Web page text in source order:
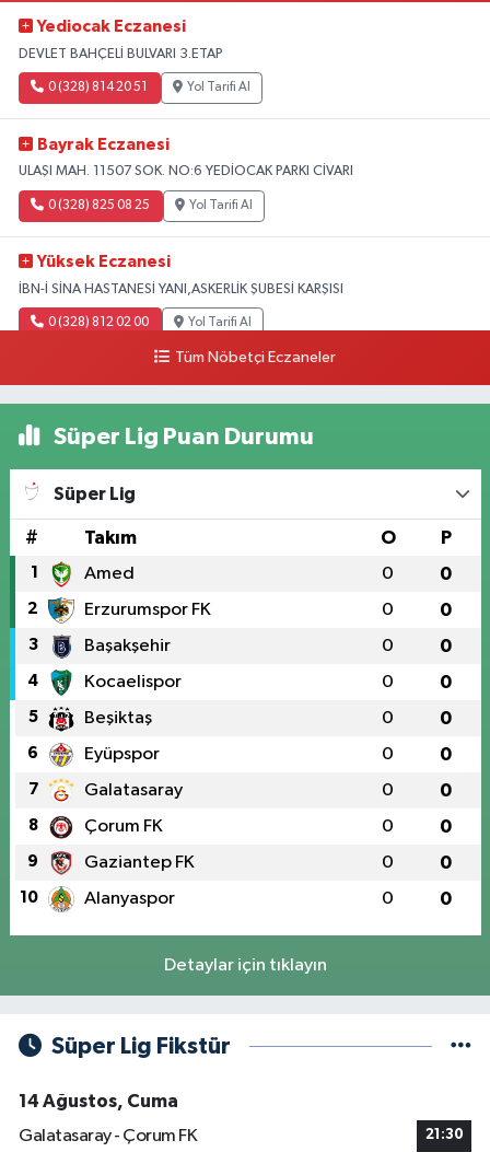
Yediocak Eczanesi
DEVLET BAHÇELİ BULVARI 3.ETAP
0 (328) 814 20 51 Yol Tarifi Al
Bayrak Eczanesi
ULAŞI MAH. 11507 SOK. NO:6 YEDİOCAK PARKI CİVARI
0 (328) 825 08 25 Yol Tarifi Al
Yüksek Eczanesi
İBN-İ SİNA HASTANESİ YANI,ASKERLİK ŞUBESİ KARŞISI
0 (328) 812 02 00 Yol Tarifi Al
Tüm Nöbetçi Eczaneler
Süper Lig Puan Durumu
Süper Lig
# Takım O P
1 Amed 0 0
2 Erzurumspor FK 0 0
3 Başakşehir 0 0
4 Kocaelispor 0 0
5 Beşiktaş 0 0
6 Eyüpspor 0 0
7 Galatasaray 0 0
8 Çorum FK 0 0
9 Gaziantep FK 0 0
10 Alanyaspor 0 0
Detaylar için tıklayın
Süper Lig Fikstür
14 Ağustos, Cuma
Galatasaray - Çorum FK
21:30